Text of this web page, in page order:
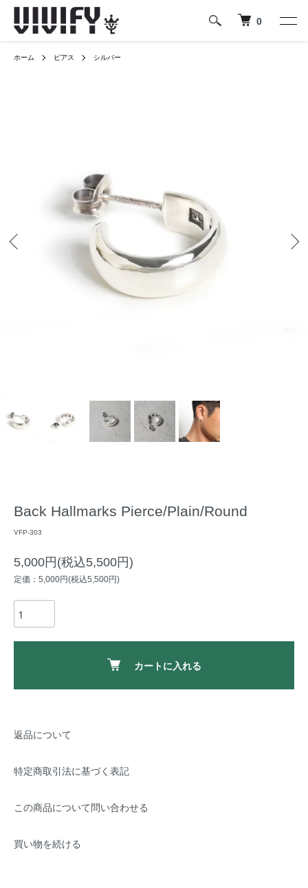
0
ホーム ピアス シルバー
Back Hallmarks Pierce/Plain/Round
VFP-303
5,000円(税込5,500円)
定価：5,000円(税込5,500円)
カートに入れる
返品について
特定商取引法に基づく表記
この商品について問い合わせる
買い物を続ける